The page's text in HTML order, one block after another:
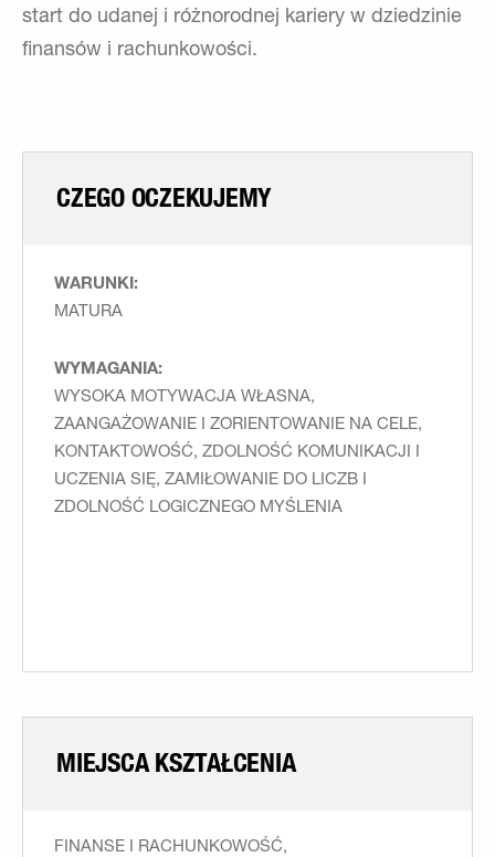
start do udanej i różnorodnej kariery w dziedzinie
finansów i rachunkowości.
CZEGO OCZEKUJEMY
WARUNKI:
MATURA
WYMAGANIA:
WYSOKA MOTYWACJA WŁASNA,
ZAANGAŻOWANIE I ZORIENTOWANIE NA CELE,
KONTAKTOWOŚĆ, ZDOLNOŚĆ KOMUNIKACJI I
UCZENIA SIĘ, ZAMIŁOWANIE DO LICZB I
ZDOLNOŚĆ LOGICZNEGO MYŚLENIA
MIEJSCA KSZTAŁCENIA
FINANSE I RACHUNKOWOŚĆ,